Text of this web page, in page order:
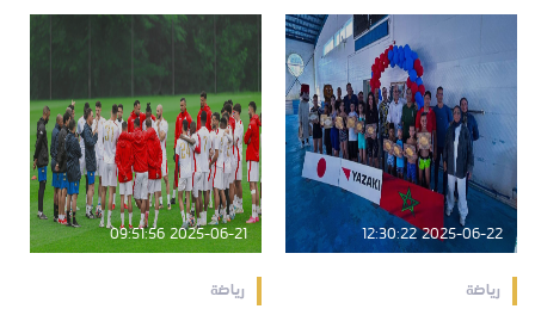
2025-06-22 12:30:22
رياضة
2025-06-21 09:51:56
رياضة